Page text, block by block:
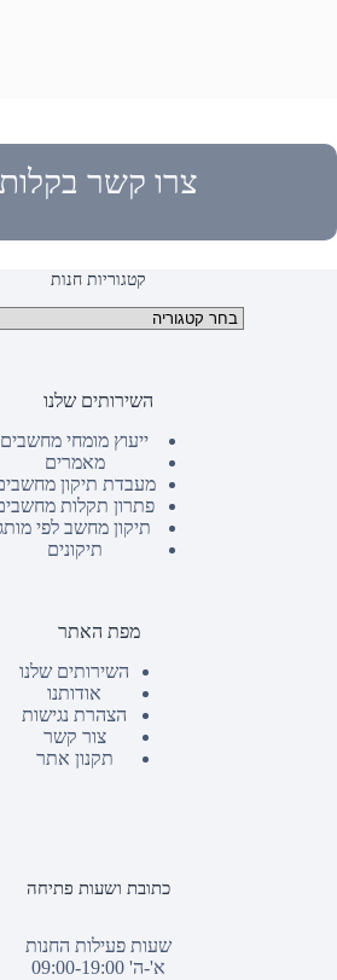
צרו קשר בקלות
קטגוריות חנות
השירותים שלנו
ייעוץ מומחי מחשבים
מאמרים
מעבדת תיקון
פתרון תקלות
תיקון מחשב לפי
תיקונים
מפת האתר
השירותים שלנו
אודותנו
הצהרת נגישות
צור קשר
תקנון אתר
כתובת ושעות פתיחה
שעות פעילות החנות
א'-ה' 09:00-19:00